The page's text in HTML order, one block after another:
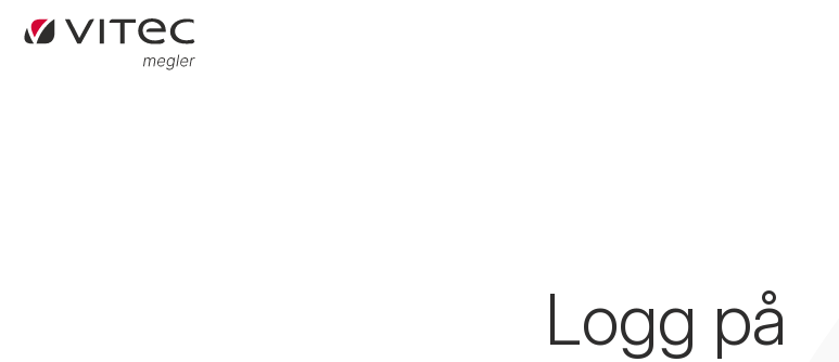
Logg på